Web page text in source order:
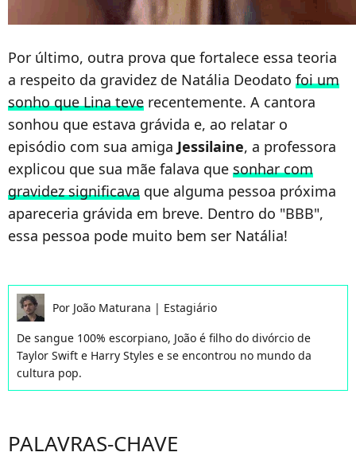
Por último, outra prova que fortalece essa teoria
a respeito da gravidez de Natália Deodato foi um
sonho que Lina teve recentemente. A cantora
sonhou que estava grávida e, ao relatar o
episódio com sua amiga Jessilaine, a professora
explicou que sua mãe falava que sonhar com
gravidez significava que alguma pessoa próxima
apareceria grávida em breve. Dentro do "BBB",
essa pessoa pode muito bem ser Natália!
Por João Maturana | Estagiário
De sangue 100% escorpiano, João é filho do divórcio de
Taylor Swift e Harry Styles e se encontrou no mundo da
cultura pop.
PALAVRAS-CHAVE